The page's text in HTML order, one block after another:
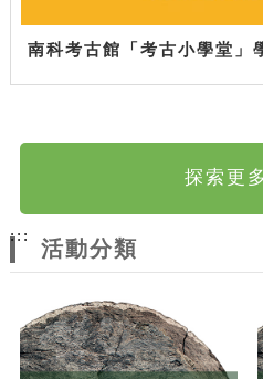
南科考古館「考古小學堂」
探索更
:::
活動分類